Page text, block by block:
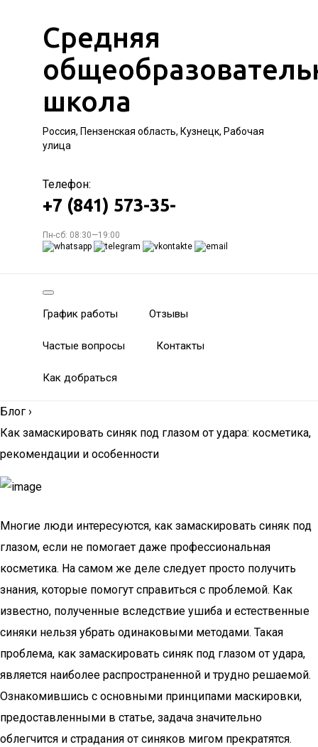
Средняя
школа
Россия, Пензенская область, Кузнецк, Рабочая
улица
Телефон:
+7 (841) 573-35-
Пн-сб: 08:30—19:00
График работы Отзывы
Частые вопросы Контакты
Как добраться
Блог ›
Как замаскировать синяк под глазом от удара: косметика,
рекомендации и особенности
Многие люди интересуются, как замаскировать синяк под
глазом, если не помогает даже профессиональная
косметика. На самом же деле следует просто получить
знания, которые помогут справиться с проблемой. Как
известно, полученные вследствие ушиба и естественные
синяки нельзя убрать одинаковыми методами. Такая
проблема, как замаскировать синяк под глазом от удара,
является наиболее распространенной и трудно решаемой.
Ознакомившись с основными принципами маскировки,
предоставленными в статье, задача значительно
облегчится и страдания от синяков мигом прекратятся.